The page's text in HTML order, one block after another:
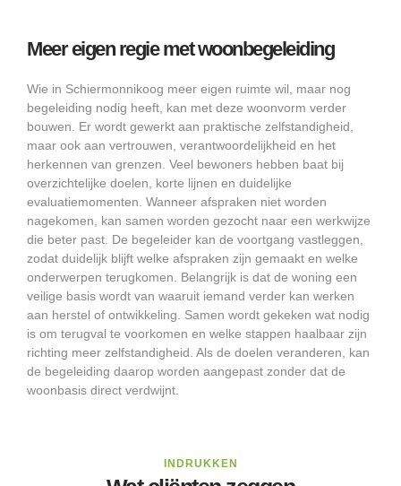
Meer eigen regie met woonbegeleiding
Wie in Schiermonnikoog meer eigen ruimte wil, maar nog
begeleiding nodig heeft, kan met deze woonvorm verder
bouwen. Er wordt gewerkt aan praktische zelfstandigheid,
maar ook aan vertrouwen, verantwoordelijkheid en het
herkennen van grenzen. Veel bewoners hebben baat bij
overzichtelijke doelen, korte lijnen en duidelijke
evaluatiemomenten. Wanneer afspraken niet worden
nagekomen, kan samen worden gezocht naar een werkwijze
die beter past. De begeleider kan de voortgang vastleggen,
zodat duidelijk blijft welke afspraken zijn gemaakt en welke
onderwerpen terugkomen. Belangrijk is dat de woning een
veilige basis wordt van waaruit iemand verder kan werken
aan herstel of ontwikkeling. Samen wordt gekeken wat nodig
is om terugval te voorkomen en welke stappen haalbaar zijn
richting meer zelfstandigheid. Als de doelen veranderen, kan
de begeleiding daarop worden aangepast zonder dat de
woonbasis direct verdwijnt.
INDRUKKEN